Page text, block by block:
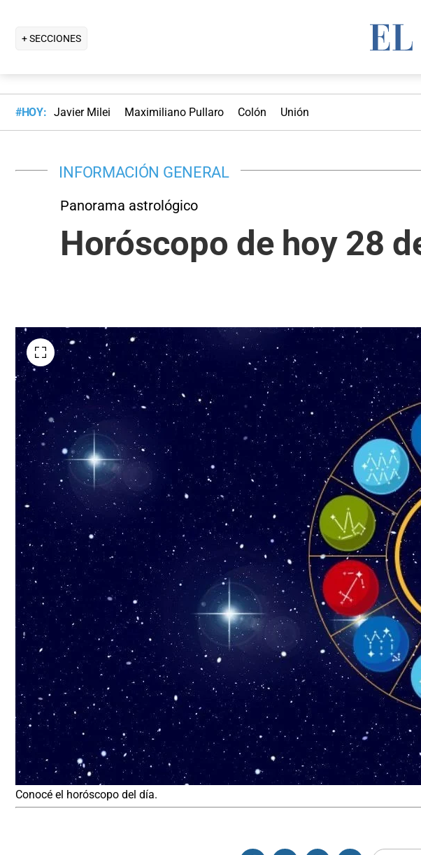
+ SECCIONES
#HOY: Javier Milei Maximiliano Pullaro Colón Unión
INFORMACIÓN GENERAL
Panorama astrológico
Horóscopo de hoy 28
Conocé el horóscopo del día.